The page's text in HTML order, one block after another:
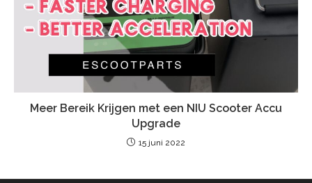
Meer Bereik Krijgen met een NIU Scooter Accu
Upgrade
15 juni 2022